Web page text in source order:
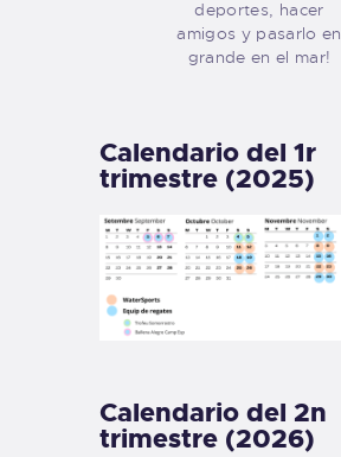
deportes, hacer
amigos y pasarlo en
grande en el mar!
Calendario del 1r
trimestre (2025)
Calendario del 2n
trimestre (2026)